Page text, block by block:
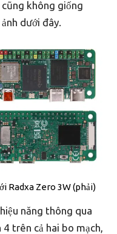
cũng không giống
dưới đây.
Radxa Zero 3W (phải)
năng thông qua
trên cả hai bo mạch,